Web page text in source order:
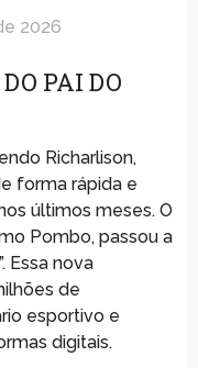
2026
PAI DO
Richarlison,
forma rápida e
últimos meses. O
Pombo, passou a
Essa nova
de
esportivo e
digitais.